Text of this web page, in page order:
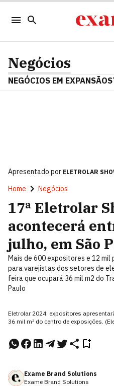
Negócios
NEGÓCIOS EM EXPANSÃO
Apresentado por ELETROLAR
Home Negócios
17ª Eletrolar
acontecerá
julho, em São
Mais de 600 expositores e 12
para varejistas dos setores de
feira que ocupará 36 mil m2 do
Paulo
Eletrolar 2024: expositores
36 mil m² do centro de exposições.
Exame Brand Solutions
Exame Brand Solutions